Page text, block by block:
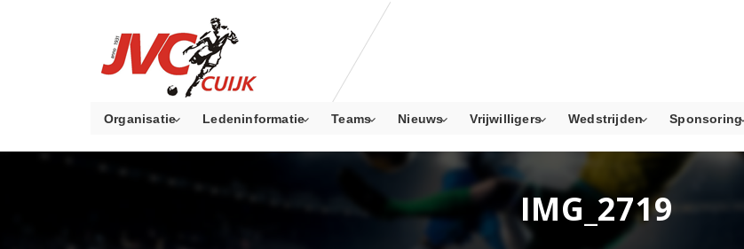
Organisatie Ledeninformatie Teams Nieuws Vrijwilligers Wedstrijden Sponsoring
IMG_2719